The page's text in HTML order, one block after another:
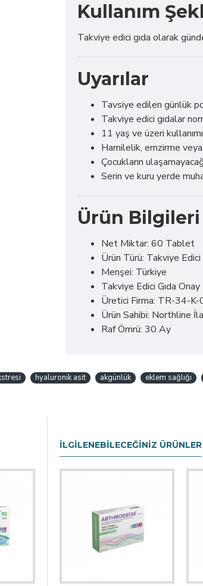
Kullanım
Takviye edici gıda olarak
Uyarılar
Tavsiye edilen günlük
Takviye edici gıdalar
11 yaş ve üzeri
Hamilelik, emzirme veya
Çocukların
Serin ve kuru yerde
Ürün Bilgileri
Net Miktar: 60 Tablet
Ürün Türü: Takviye Edici
Menşei: Türkiye
Takviye Edici Gıda
Üretici Firma: TR-34-
Ürün Sahibi: Northline
Raf Ömrü: 30 Ay
hyaluronik asit akgünlük eklem sağlığı
İLGILENEBILECEĞINIZ ÜRÜNLER